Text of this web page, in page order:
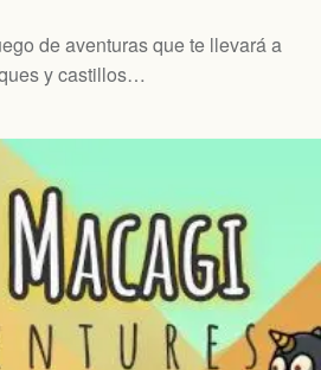
de aventuras que te llevará a
y castillos…